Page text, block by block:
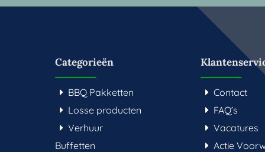
Categorieën
BBQ Pakketten
Losse producten
Verhuur
Buffetten
Contact
FAQ’s
Vacatures
Actie